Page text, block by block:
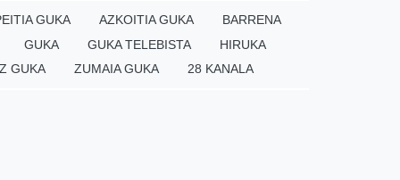
GUKA AZKOITIA GUKA
BARRENA
GUKA
GUKA TELEBISTA
HIRUKA
GUKA
ZUMAIA GUKA 28 KANALA